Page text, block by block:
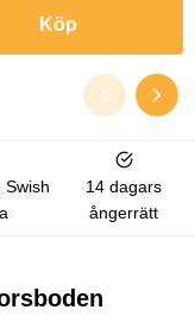
Köp
Swish
14 dagars
ångerrätt